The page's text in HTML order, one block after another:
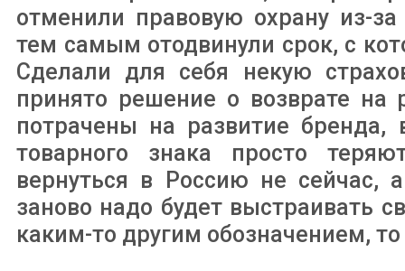
отменили правовую охрану из-
тем самым отодвинули срок, с
Сделали для себя некую
принято решение о возврате
потрачены на развитие
товарного знака просто
вернуться в Россию не сейчас,
заново надо будет выстраивать
каким-то другим обозначением,